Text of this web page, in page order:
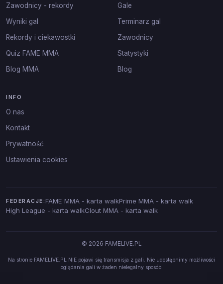
Zawodnicy - rekordy
Wyniki gal
Rekordy i ciekawostki
Quiz FAME MMA
Blog MMA
Gale
Terminarz gal
Zawodnicy
Statystyki
Blog
INFO
O nas
Kontakt
Prywatność
Ustawienia cookies
FEDERACJE: FAME MMA - karta walkPrime MMA - karta walk
High League - karta walkClout MMA - karta walk
© 2026 FAMELIVE.PL
Na stronie FAMELIVE.PL NIE pojawi się transmisja z gali. Nie udostępnimy możliwości
oglądania gali w żaden nielegalny sposób.